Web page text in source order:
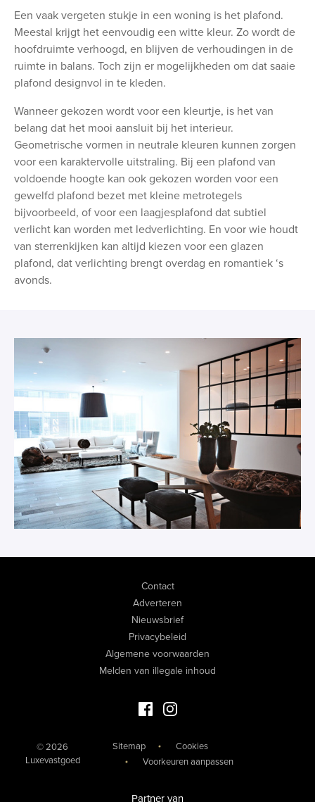
Een vaak vergeten stukje in een woning is het plafond.
Meestal krijgt het eenvoudig een witte kleur. Zo wordt de
hoofdruimte verhoogd, en blijven de verhoudingen in de
ruimte in balans. Toch zijn er mogelijkheden om dat saaie
plafond designvol in te kleden.
Wanneer gekozen wordt voor een kleurtje, is het van
belang dat het mooi aansluit bij het interieur.
Geometrische vormen in neutrale kleuren kunnen zorgen
voor een karaktervolle uitstraling. Bij een plafond van
voldoende hoogte kan ook gekozen worden voor een
gewelfd plafond bezet met kleine metrotegels
bijvoorbeeld, of voor een laagjesplafond dat subtiel
verlicht kan worden met ledverlichting. En voor wie houdt
van sterrenkijken kan altijd kiezen voor een glazen
plafond, dat verlichting brengt overdag en romantiek ‘s
avonds.
Contact
Adverteren
Nieuwsbrief
Privacybeleid
Algemene voorwaarden
Melden van illegale inhoud
Facebook Luxevastgoed
Instagram Luxevastgoed
© 2026
Luxevastgoed
Sitemap
Cookies
Voorkeuren aanpassen
Partner van